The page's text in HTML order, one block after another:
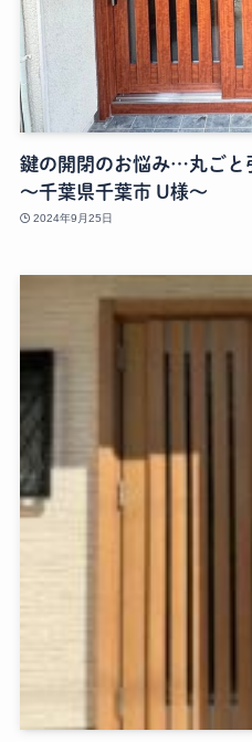
鍵の開閉のお悩み…丸ごと
～千葉県千葉市 U様～
2024年9月25日